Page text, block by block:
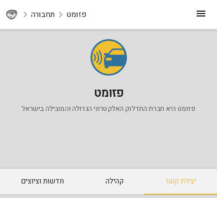
תחבורה פזומט
פזומט
פזומט היא חברת התדלוק האלקטרוני הגדולה והמובילה בישראל
יצירת קשר קהילה חדשות וציוצים